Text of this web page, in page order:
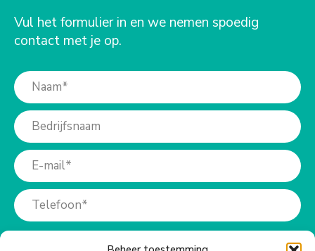
Vul het formulier in en we nemen spoedig
contact met je op.